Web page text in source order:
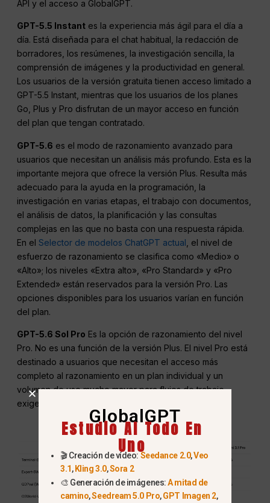
API y el acceso a GlobalGPT.
GPT-5.5 Instant es la experiencia más ágil para el día a
día. Está diseñada para el chat habitual, la redacción de
borradores, los resúmenes, la investigación sencilla, la
comprensión de imágenes y la productividad en general.
Los usuarios de la versión gratuita tienen acceso limitado a
GPT-5.5 Instant, mientras que los usuarios de los planes
Go, Plus y Pro disfrutan de un mayor acceso en función
del plan que tengan contratado.
GPT-5.6 es el modo de razonamiento avanzado para
usuarios que necesitan un análisis más profundo. Esta es la
importante mejora que ofrece la versión Plus. Resulta más
adecuado para la ayuda en la programación, la
investigación en varias etapas, el trabajo con documentos,
el análisis de datos, la planificación y las consultas
complejas en las que no basta con una respuesta rápida.
En elSelector de modelos ChatGPT actual , el nivel de
esfuerzo de razonamiento se clasifica como «Medio» o
«Alto»; los niveles «Extra alto», «Pro Standard» y «Pro
Extended» están reservados para la versión Pro. Las
opciones disponibles para los usuarios varían en función
del plan.
GPT-5.6 Sol Pro Es la opción de razonamiento del nivel
Pro. No es una función de la versión Plus. El nivel Pro está
destinado a usuarios que necesitan el acceso más
completo al razonamiento en un plan individual y un
volumen de uso mucho mayor para flujos de trabajo
exigentes.
GlobalGPT
Estudio AI Todo En
Uno
🎬 Creación de vídeo: Seedance 2.0,Veo
3.1, Kling 3.0,Sora 2
🎨 Generación de imágenes:A mitad de
camino,Seedream 5.0 Pro,GPT Imagen 2,